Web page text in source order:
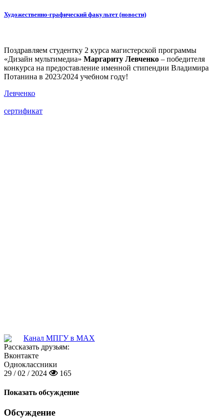
Художественно-графический факультет (новости)
Поздравляем студентку 2 курса магистерской программы
«Дизайн мультимедиа» Маргариту Левченко – победителя
конкурса на предоставление именной стипендии Владимира
Потанина в 2023/2024 учебном году!
Левченко
сертификат
Канал МПГУ в MAX
Рассказать друзьям:
Вконтакте
Одноклассники
29 / 02 / 2024
165
Показать обсуждение
Обсуждение